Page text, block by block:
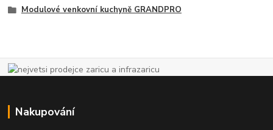
Modulové venkovní kuchyně GRANDPRO
Nakupování